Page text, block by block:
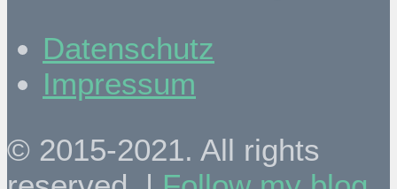
Datenschutz
Impressum
© 2015-2021. All rights